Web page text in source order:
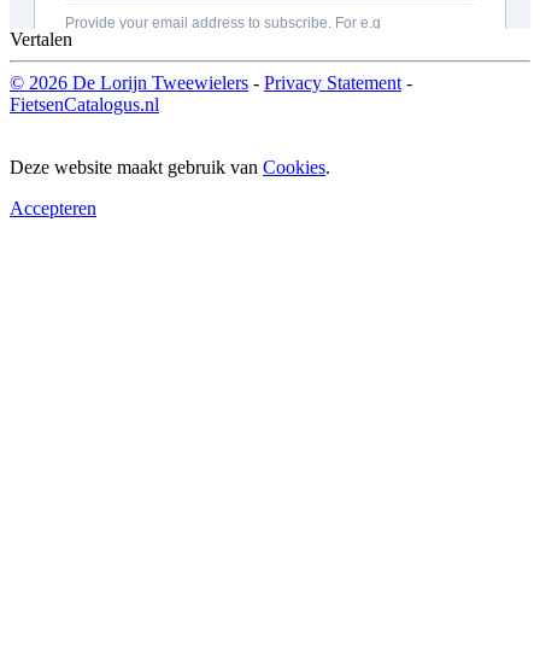
Vertalen
© 2026 De Lorijn Tweewielers - Privacy Statement -
FietsenCatalogus.nl
Deze website maakt gebruik van Cookies.
Accepteren